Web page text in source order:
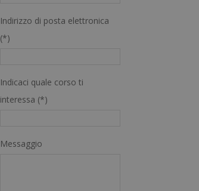
Indirizzo di posta elettronica
(*)
Indicaci quale corso ti
interessa (*)
Messaggio